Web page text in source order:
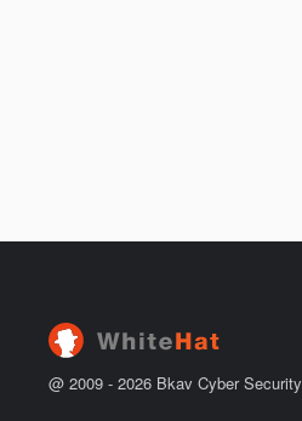
@ 2009 - 2026 Bkav Cyber Security